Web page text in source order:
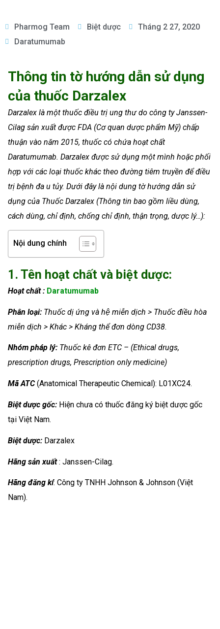
Pharmog Team Biệt dược
Tháng 2 27, 2020
Daratumumab
Thông tin tờ hướng dẫn sử dụng
của thuốc Darzalex
Darzalex là một thuốc điều trị ung thư do công ty Janssen-
Cilag sản xuất được FDA (Cơ quan dược phẩm Mỹ) chấp
thuận vào năm 2015, thuốc có chứa hoạt chất
Daratumumab. Darzalex được sử dụng một mình hoặc phối
hợp với các loại thuốc khác theo đường tiêm truyền để điều
trị bệnh đa u tủy. Dưới đây là nội dung tờ hướng dẫn sử
dụng của Thuốc Darzalex (Thông tin bao gồm liều dùng,
cách dùng, chỉ định, chống chỉ định, thận trọng, dược lý…):
Nội dung chính
1. Tên hoạt chất và biệt dược:
Hoạt chất : Daratumumab
Phân loại: Thuốc dị ứng và hệ miễn dịch > Thuốc điều hòa
miễn dịch > Khác > Kháng thể đơn dòng CD38.
Nhóm pháp lý: Thuốc kê đơn ETC – (Ethical drugs,
prescription drugs, Prescription only medicine)
Mã ATC(Anatomical Therapeutic Chemical): L01XC24.
Biệt dược gốc: Hiện chưa có thuốc đăng ký biệt dược gốc
tại Việt Nam.
Biệt dược: Darzalex
Hãng sản xuất: Janssen-Cilag.
Hãng đăng kí: Công ty TNHH Johnson & Johnson (Việt
Nam).